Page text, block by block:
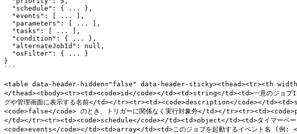
}
```
<table data-header-hidden="false" data-header-sticky><thead><tr><th
</thead><tbody><tr><td><code>id</code></td><td>string</td><td>一意のジョブ
グや管理画面に表示する名前</td></tr><tr><td><code>description</code></
<code>false</code> のとき、トリガーに関係なく実行対象外</td></
</td></tr><tr><td><code>schedule</code></td><td>object</td><td>タイマーベース
<code>events</code></td><td>array</td><td>このジョブを起動するイベント名